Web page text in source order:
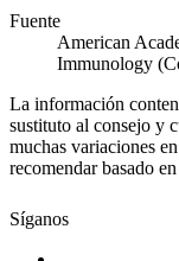
Fuente
American
Immunology
La información
sustituto al consejo y
muchas variaciones
recomendar basado
Síganos